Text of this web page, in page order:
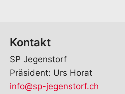
Kontakt
SP Jegenstorf
Präsident: Urs Horat
info@sp-jegenstorf.ch